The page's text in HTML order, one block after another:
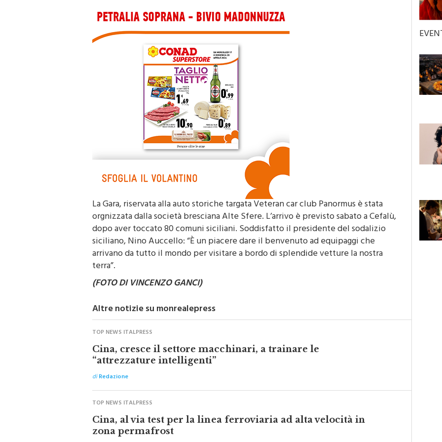
La Gara, riservata alla auto storiche targata Veteran car club Panormus è stata
orgnizzata dalla società bresciana Alte Sfere. L’arrivo è previsto sabato a Cefalù,
dopo aver toccato 80 comuni siciliani. Soddisfatto il presidente del sodalizio
siciliano, Nino Auccello: “È un piacere dare il benvenuto ad equipaggi che
arrivano da tutto il mondo per visitare a bordo di splendide vetture la nostra
terra”.
(FOTO DI VINCENZO GANCI)
Altre notizie su monrealepress
Cina, cresce il settore macchinari, a trainare le
“attrezzature intelligenti”
Cina, al via test per la linea ferroviaria ad alta velocità in
zona permafrost